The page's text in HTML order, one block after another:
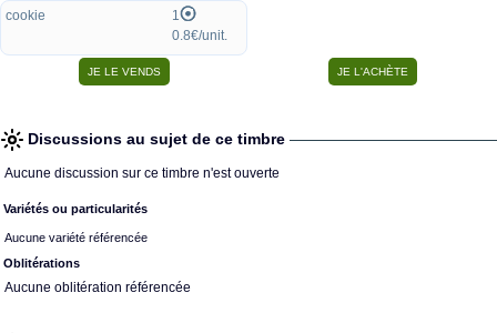
cookie
1
0.8€/unit.
Discussions au sujet de ce timbre
Aucune discussion sur ce timbre n'est ouverte
Variétés ou particularités
Aucune variété référencée
Oblitérations
Aucune oblitération référencée